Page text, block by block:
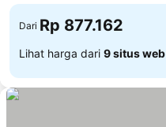
Dari Rp 877.162
Lihat harga dari 9 situs web